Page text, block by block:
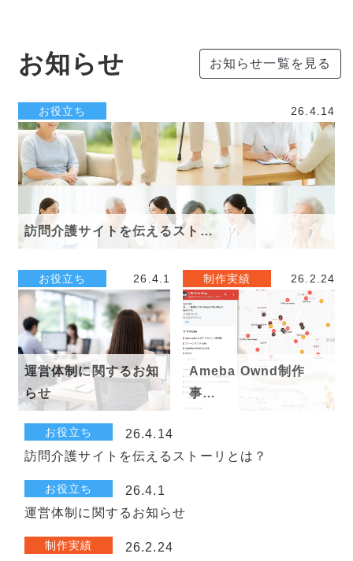
お知らせ一覧を見る
お知らせ
お役立ち 26.4.14
訪問介護サイトを伝えるスト…
お役立ち 26.4.1
運営体制に関するお知
らせ
制作実績 26.2.24
Ameba Ownd制作
事…
お役立ち
26.4.14
訪問介護サイトを伝えるストーリとは？
お役立ち
26.4.1
運営体制に関するお知らせ
制作実績
26.2.24